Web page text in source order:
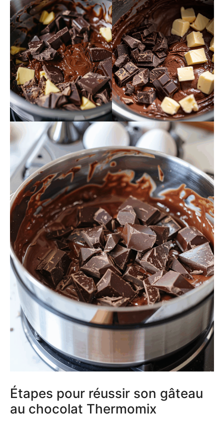
Étapes pour réussir son gâteau
au chocolat Thermomix